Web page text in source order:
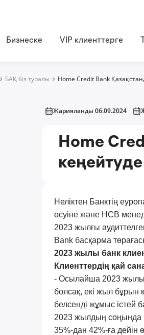
Бизнеске VIP клиенттерге
БАҚ біз туралы Home Credit Bank
Жарияланды 06.09.2024
Home
кеңейтуде
Неліктен Банктің
өсуіне және HCB
2023 жылғы аудиттелген
Bank басқарма
2023 жылы банк
Клиенттердің қай
- Осылайша 2023 жылы
болсақ, екі жыл бұрын
белсенді жұмыс істей
2023 жылдың соңында
35%-дан 42%-ға дейін